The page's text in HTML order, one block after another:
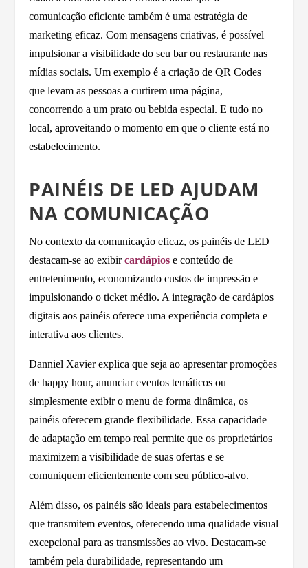
comunicação eficiente também é uma estratégia de
marketing eficaz. Com mensagens criativas, é possível
impulsionar a visibilidade do seu bar ou restaurante nas
mídias sociais. Um exemplo é a criação de QR Codes
que levam as pessoas a curtirem uma página,
concorrendo a um prato ou bebida especial. E tudo no
local, aproveitando o momento em que o cliente está no
estabelecimento.
PAINÉIS DE LED AJUDAM
NA COMUNICAÇÃO
No contexto da comunicação eficaz, os painéis de LED
destacam-se ao exibircardápios e conteúdo de
entretenimento, economizando custos de impressão e
impulsionando o ticket médio. A integração de cardápios
digitais aos painéis oferece uma experiência completa e
interativa aos clientes.
Danniel Xavier explica que seja ao apresentar promoções
de happy hour, anunciar eventos temáticos ou
simplesmente exibir o menu de forma dinâmica, os
painéis oferecem grande flexibilidade. Essa capacidade
de adaptação em tempo real permite que os proprietários
maximizem a visibilidade de suas ofertas e se
comuniquem eficientemente com seu público-alvo.
Além disso, os painéis são ideais para estabelecimentos
que transmitem eventos, oferecendo uma qualidade visual
excepcional para as transmissões ao vivo. Destacam-se
também pela durabilidade, representando um